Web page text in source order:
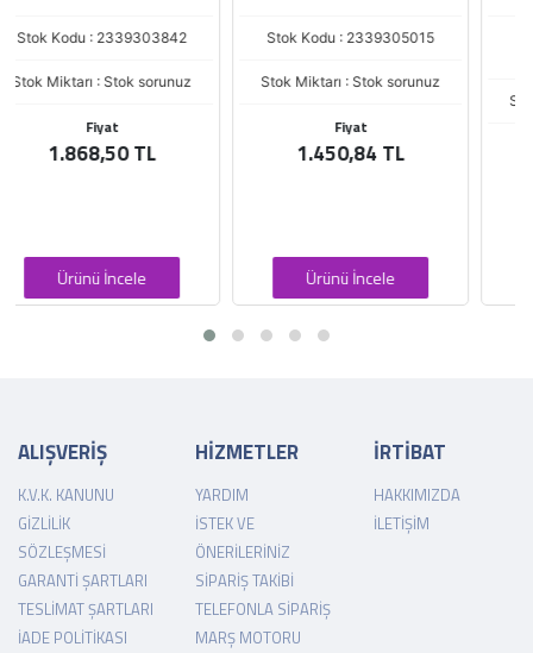
Stok Kodu : 2339305015
Stok Miktarı : Stok sorunuz
1.450,84 TL
Ürünü İncele
Stok Kodu : G-ORJ-BSC
Fiyat
1.578,10 TL
Ürünü İncele
ALIŞVERİŞ
K.V.K. KANUNU
GIZLILIK
SÖZLEŞMESI
GARANTI ŞARTLARI
TESLIMAT ŞARTLARI
İADE POLITIKASI
HİZMETLER
YARDIM
İSTEK VE
ÖNERILERINIZ
SIPARIŞ TAKIBI
TELEFONLA SIPARIŞ
MARŞ MOTORU
İRTİBAT
HAKKIMIZDA
İLETIŞIM